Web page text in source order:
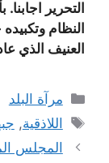
التحرير
النظام
العنيف الذي
التصنيفات
مرآة البلد
الوسوم
اللاذقية,
المجلس